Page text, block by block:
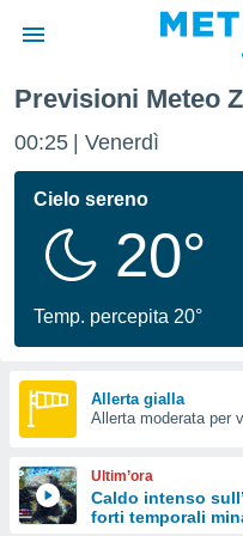
di
per
le
di
Web
le
Previsioni Meteo
00:25 Venerdì
Cielo sereno
20°
Temp. percepita 20°
Allerta gialla
Allerta moderata per
Ultim’ora
Caldo intenso
forti temporali